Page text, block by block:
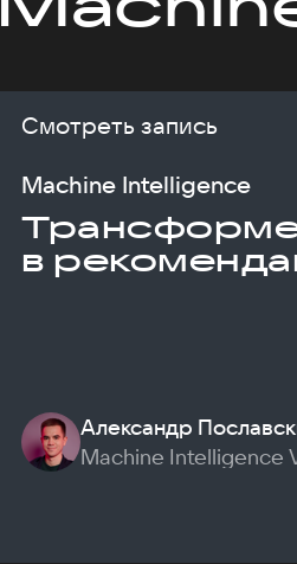
Смотреть запись
Machine Intelligence
в
Александр
Machine Intelligence